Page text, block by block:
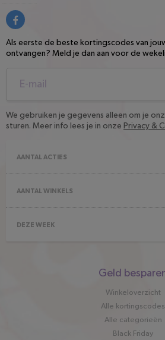
Als eerste de beste kortingscodes van
ontvangen? Meld je dan aan voor de
We gebruiken je gegevens alleen om je
sturen. Meer info lees je in onze Privacy &
AANTAL ACTIES
AANTAL WINKELS
DEZE WEEK
Geld
Winkeloverzicht
Alle kortingscodes
Alle categorieën
Black Friday